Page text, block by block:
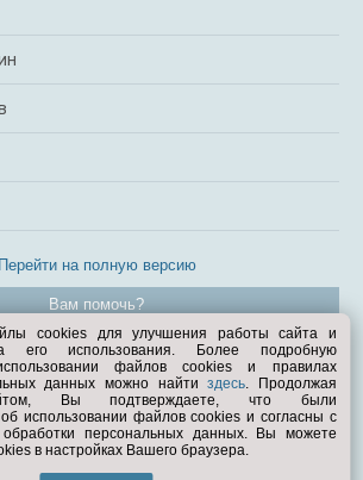
Перейти на полную версию
Вам помочь?
© Exist.ru 1998—2026
cookies для улучшения работы сайта и
его использования. Более подробную
файлов cookies и правилах
данных можно найтиздесь. Продолжая
Вы подтверждаете, что были
использовании файлов cookies и согласны с
персональных данных. Вы можете
в настройках Вашего браузера.